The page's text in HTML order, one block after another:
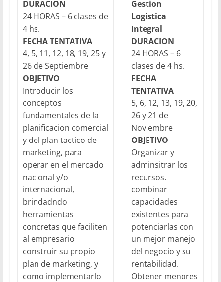
DURACION
24 HORAS – 6 clases de
4 hs.
FECHA TENTATIVA
4, 5, 11, 12, 18, 19, 25 y
26 de Septiembre
OBJETIVO
Introducir los
conceptos
fundamentales de la
planificacion comercial
y del plan tactico de
marketing, para
operar en el mercado
nacional y/o
internacional,
brindadndo
herramientas
concretas que faciliten
al empresario
construir su propio
plan de marketing, y
como implementarlo
Gestion
Logistica
Integral
DURACION
24 HORAS – 6
clases de 4 hs.
FECHA
TENTATIVA
5, 6, 12, 13, 19, 20,
26 y 21 de
Noviembre
OBJETIVO
Organizar y
adminsitrar los
recursos.
combinar
capacidades
existentes para
potenciarlas con
un mejor manejo
del negocio y su
rentabilidad.
Obtener menores